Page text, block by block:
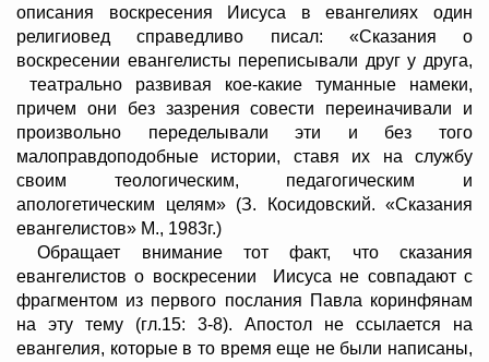
описания воскресения Иисуса в евангелиях один
религиовед справедливо писал: «Сказания о
воскресении евангелисты переписывали друг у друга,
театрально развивая кое-какие туманные намеки,
причем они без зазрения совести переиначивали и
произвольно переделывали эти и без того
малоправдоподобные истории, ставя их на службу
своим теологическим, педагогическим и
апологетическим целям» (З. Косидовский. «Сказания
евангелистов» М., 1983г.)
Обращает внимание тот факт, что сказания
евангелистов о воскресении Иисуса не совпадают с
фрагментом из первого послания Павла коринфянам
на эту тему (гл.15: 3-8). Апостол не ссылается на
евангелия, которые в то время еще не были написаны,